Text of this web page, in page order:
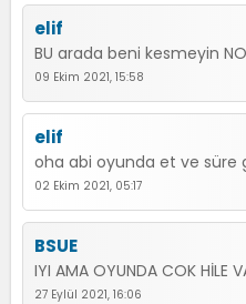
elif
BU arada beni kesmeyin
09 Ekim 2021, 15:58
elif
oha abi oyunda et ve süre
02 Ekim 2021, 05:17
BSUE
IYI AMA OYUNDA COK HİLE
27 Eylül 2021, 16:06